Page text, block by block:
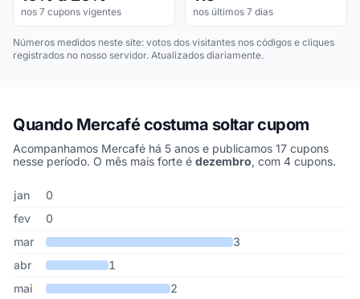
nos 7 cupons vigentes nos últimos 7 dias
Números medidos neste site: votos dos visitantes nos códigos e cliques
registrados no nosso servidor. Atualizados diariamente.
Quando Mercafé costuma soltar cupom
Acompanhamos Mercafé há 5 anos e publicamos 17 cupons
nesse período. O mês mais forte é dezembro, com 4 cupons.
Cupons de Mercafé publicados por mês, somando os últimos 5
Mês Cupons publicados
jan
0
fev
0
mar
3
abr
1
mai
2